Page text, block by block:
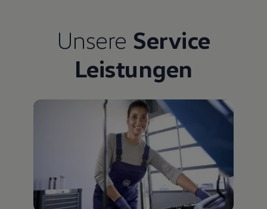
Unsere Service
Leistungen